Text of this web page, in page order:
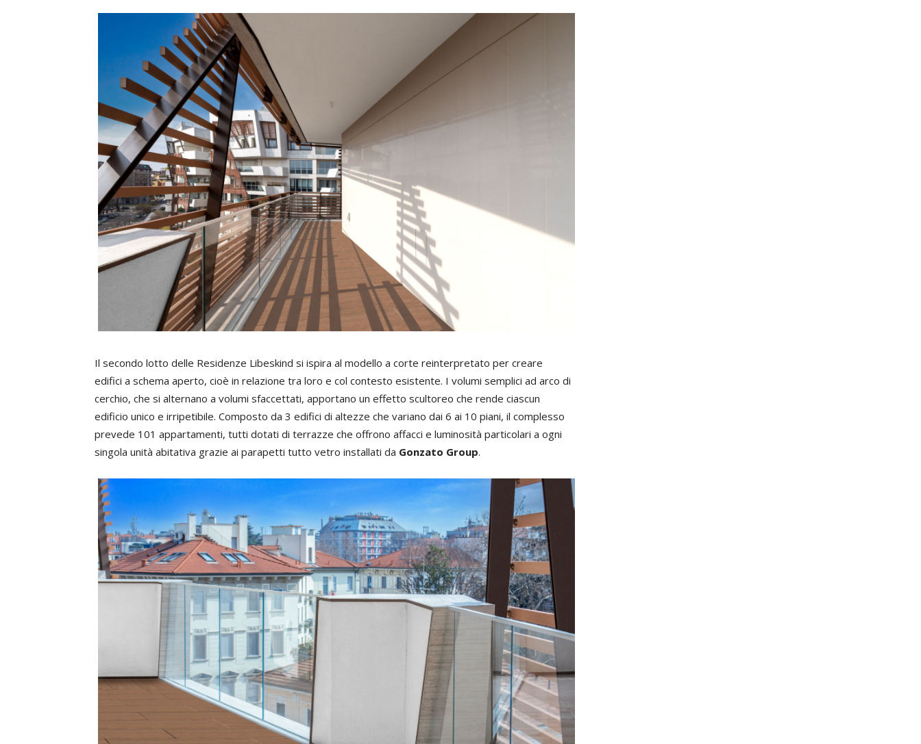
Il secondo lotto delle Residenze Libeskind si ispira al modello a corte reinterpretato per creare
edifici a schema aperto, cioè in relazione tra loro e col contesto esistente. I volumi semplici ad arco di
cerchio, che si alternano a volumi sfaccettati, apportano un effetto scultoreo che rende ciascun
edificio unico e irripetibile. Composto da 3 edifici di altezze che variano dai 6 ai 10 piani, il complesso
prevede 101 appartamenti, tutti dotati di terrazze che offrono affacci e luminosità particolari a ogni
singola unità abitativa grazie ai parapetti tutto vetro installati da Gonzato Group.